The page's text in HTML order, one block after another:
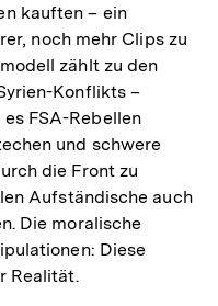
kauften – ein
noch mehr Clips zu
zählt zu den
Konflikts –
FSA-Rebellen
und schwere
die Front zu
Aufständische auch
Die moralische
Diese
Realität.